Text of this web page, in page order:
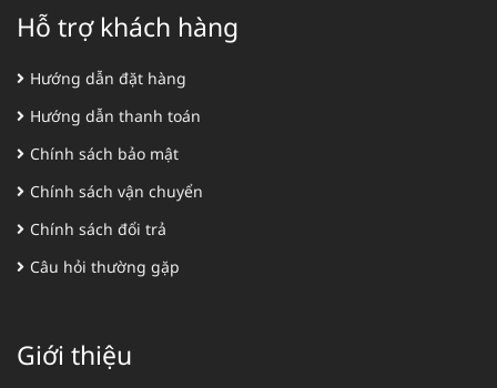
Hỗ trợ khách hàng
Hướng dẫn đặt hàng
Hướng dẫn thanh toán
Chính sách bảo mật
Chính sách vận chuyển
Chính sách đổi trả
Câu hỏi thường gặp
Giới thiệu